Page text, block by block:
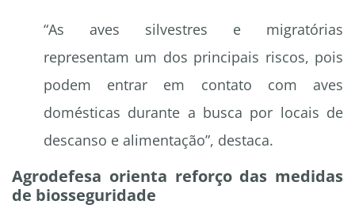
“As aves silvestres e migratórias
representam um dos principais riscos, pois
podem entrar em contato com aves
domésticas durante a busca por locais de
descanso e alimentação”, destaca.
Agrodefesa orienta reforço das medidas
de biosseguridade